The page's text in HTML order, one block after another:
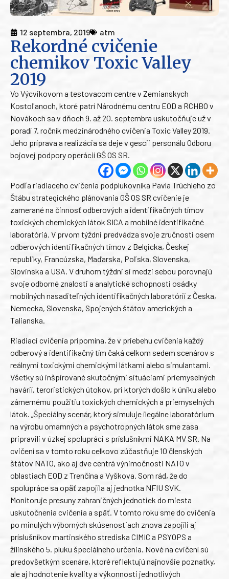
12 septembra, 2019 atm
Rekordné cvičenie
chemikov Toxic Valley
2019
Vo Výcvikovom a testovacom centre v Zemianskych
Kostoľanoch, ktoré patrí Národnému centru EOD a RCHBO v
Novákoch sa v dňoch 9. až 20. septembra uskutočňuje už v
poradí 7. ročník medzinárodného cvičenia Toxic Valley 2019.
Jeho príprava a realizácia sa deje v gescii personálu Odboru
bojovej podpory operácií GŠ OS SR.
Podľa riadiaceho cvičenia podplukovníka Pavla Trúchleho zo
Štábu strategického plánovania GŠ OS SR cvičenie je
zamerané na činnosť odberových a identifikačných tímov
toxických chemických látok SICA a mobilné identifikačné
laboratóriá. V prvom týždni predvádza svoje zručnosti osem
odberových identifikačných tímov z Belgicka, Českej
republiky, Francúzska, Maďarska, Poľska, Slovenska,
Slovinska a USA. V druhom týždni si medzi sebou porovnajú
svoje odborné znalosti a analytické schopnosti osádky
mobilných nasaditeľných identifikačných laboratórií z Česka,
Nemecka, Slovenska, Spojených štátov amerických a
Talianska.
Riadiaci cvičenia pripomína, že v priebehu cvičenia každý
odberový a identifikačný tím čaká celkom sedem scenárov s
reálnymi toxickými chemickými látkami alebo simulantami.
Všetky sú inšpirované skutočnými situáciami priemyselných
havárií, teroristických útokov, pri ktorých došlo k úniku alebo
zámernému použitiu toxických chemických a priemyselných
látok. „Špeciálny scenár, ktorý simuluje ilegálne laboratórium
na výrobu omamných a psychotropných látok sme zasa
pripravili v úzkej spolupráci s príslušníkmi NAKA MV SR. Na
cvičení sa v tomto roku celkovo zúčastňuje 10 členských
štátov NATO, ako aj dve centrá výnimočnosti NATO v
oblastiach EOD z Trenčína a Vyškova. Som rád, že do
spolupráce sa opäť zapojila aj jednotka NFIU SVK.
Monitoruje presuny zahraničných jednotiek do miesta
uskutočnenia cvičenia a späť. V tomto roku sme do cvičenia
po minulých výborných skúsenostiach znova zapojili aj
príslušníkov martinského strediska CIMIC a PSYOPS a
žilinského 5. pluku špeciálneho určenia. Nové na cvičení sú
predovšetkým scenáre, ktoré reflektujú najnovšie poznatky,
ale aj hodnotenie kvality a výkonnosti jednotlivých